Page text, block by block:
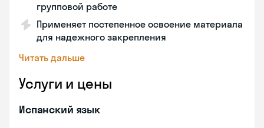
групповой работе
Применяет постепенное освоение материала
для надежного закрепления
Читать дальше
Услуги и цены
Испанский язык